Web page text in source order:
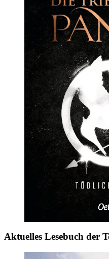
Aktuelles Lesebuch der